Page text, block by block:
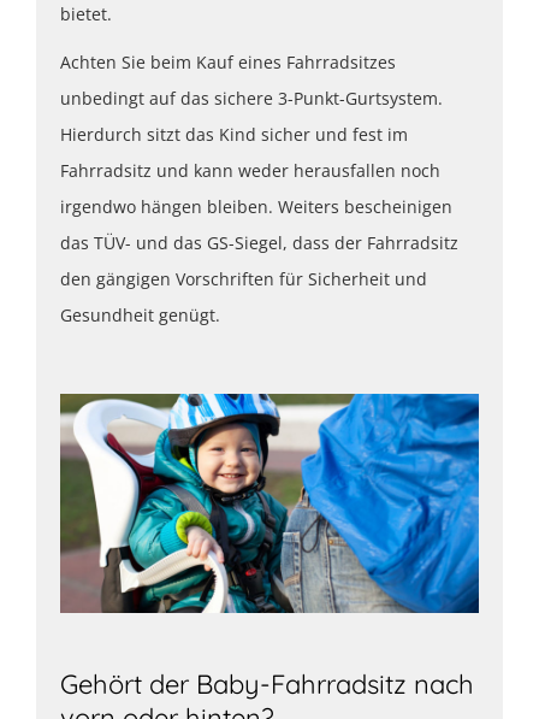
bietet.
Achten Sie beim Kauf eines Fahrradsitzes
unbedingt auf das sichere 3-Punkt-Gurtsystem.
Hierdurch sitzt das Kind sicher und fest im
Fahrradsitz und kann weder herausfallen noch
irgendwo hängen bleiben. Weiters bescheinigen
das TÜV- und das GS-Siegel, dass der Fahrradsitz
den gängigen Vorschriften für Sicherheit und
Gesundheit genügt.
Gehört der Baby-Fahrradsitz nach